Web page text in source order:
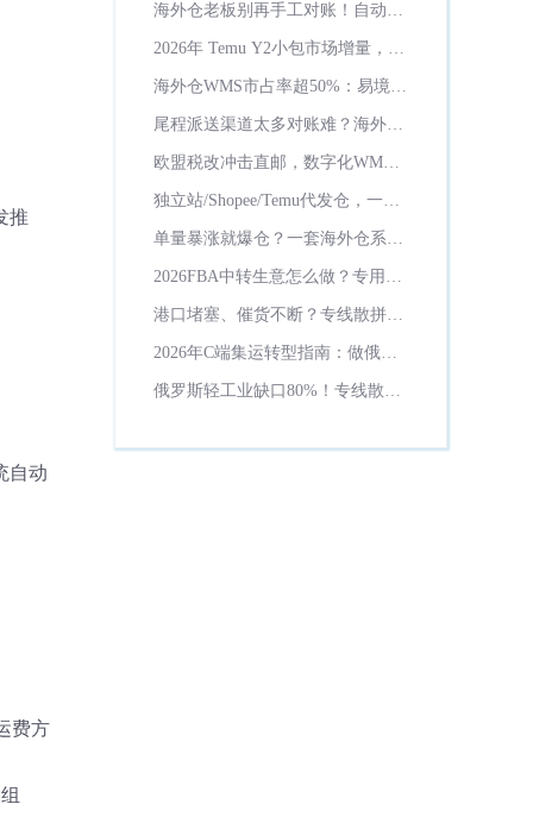
推
自动
费方
海外仓老板别再手工对账！自动计
2026年 Temu Y2小包市场增量，货
海外仓WMS市占率超50%：易境通
画下绝对领先版图！
尾程派送渠道太多对账难？海外仓
欧盟税改冲击直邮，数字化WMS
独立站/Shopee/Temu代发仓，一套
单量暴涨就爆仓？一套海外仓系统
2026FBA中转生意怎么做？专用海
港口堵塞、催货不断？专线散拼系
2026年C端集运转型指南：做俄罗
俄罗斯轻工业缺口80%！专线散拼